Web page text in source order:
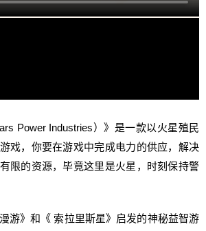
Power Industries）》是一款以火星殖民
戏，你要在游戏中完成电力的供应，解决
限的资源，毕竟这里是火星，时刻保持警
》和《 索拉里斯星》启发的神秘益智游